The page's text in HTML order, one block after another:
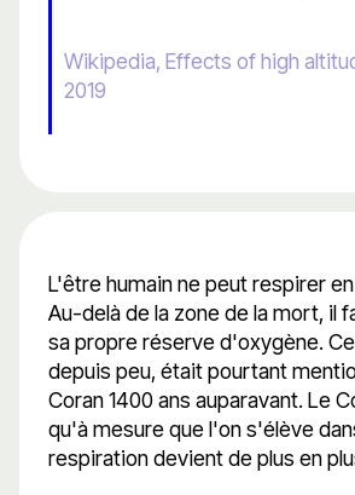
Wikipedia, Effects of high
2019
L'être humain ne peut respirer
Au-delà de la zone de la mort, il
sa propre réserve d'oxygène.
depuis peu, était pourtant
Coran 1400 ans auparavant. Le
qu'à mesure que l'on s'élève
respiration devient de plus en